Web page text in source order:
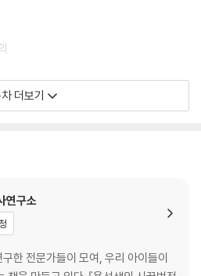
더보기
연구소
한 전문가들이 모여, 우리 아이들이